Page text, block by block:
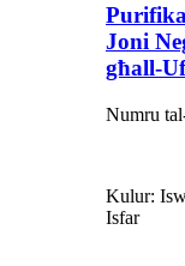
Joni
għall-
Numru
Kulur:
Isfar